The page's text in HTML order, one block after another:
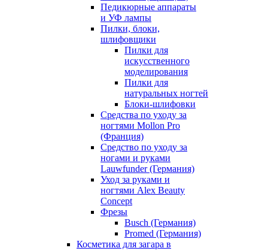
Педикюрные аппараты
и УФ лампы
Пилки, блоки,
шлифовщики
Пилки для
искусственного
моделирования
Пилки для
натуральных ногтей
Блоки-шлифовки
Средства по уходу за
ногтями Mollon Pro
(Франция)
Средство по уходу за
ногами и руками
Lauwfunder (Германия)
Уход за руками и
ногтями Alex Beauty
Concept
Фрезы
Busch (Германия)
Promed (Германия)
Косметика для загара в